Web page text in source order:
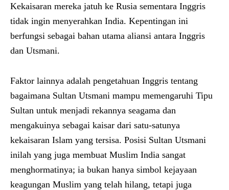
Kekaisaran mereka jatuh ke Rusia sementara Inggris
tidak ingin menyerahkan India. Kepentingan ini
berfungsi sebagai bahan utama aliansi antara Inggris
dan Utsmani.
Faktor lainnya adalah pengetahuan Inggris tentang
bagaimana Sultan Utsmani mampu memengaruhi Tipu
Sultan untuk menjadi rekannya seagama dan
mengakuinya sebagai kaisar dari satu-satunya
kekaisaran Islam yang tersisa. Posisi Sultan Utsmani
inilah yang juga membuat Muslim India sangat
menghormatinya; ia bukan hanya simbol kejayaan
keagungan Muslim yang telah hilang, tetapi juga